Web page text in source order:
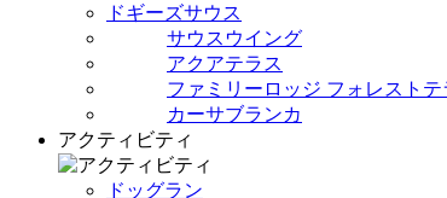
ドギーズサウス
サウスウイング
アクアテラス
ファミリーロッジ フォレストテ
カーサブランカ
アクティビティ
ドッグラン